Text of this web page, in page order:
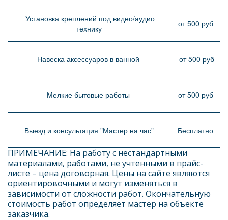
Установка креплений под видео/аудио
технику
от 500 руб
Навеска аксессуаров в ванной от 500 руб
Мелкие бытовые работы от 500 руб
Выезд и консультация "Мастер на час" Бесплатно
ПРИМЕЧАНИЕ: На работу с нестандартными
материалами, работами, не учтенными в прайс-
листе – цена договорная. Цены на сайте являются
ориентировочными и могут изменяться в
зависимости от сложности работ. Окончательную
стоимость работ определяет мастер на объекте
заказчика.